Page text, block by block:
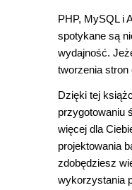
PHP, MySQL i
spotykane są
wydajność.
tworzenia stron
Dzięki tej
przygotowaniu
więcej dla
projektowania
zdobędziesz
wykorzystania